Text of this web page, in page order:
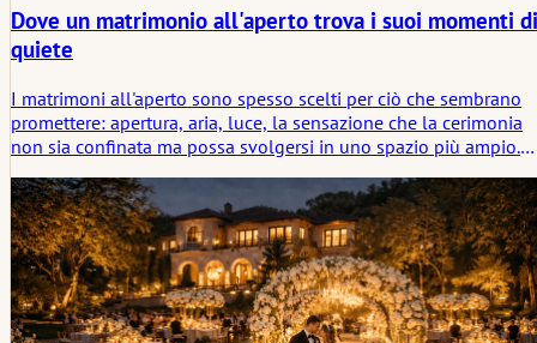
Dove un matrimonio all'aperto trova i suoi momenti di
quiete
I matrimoni all'aperto sono spesso scelti per ciò che sembrano
promettere: apertura, aria, luce, la sensazione che la cerimonia
non sia confinata ma possa svolgersi in uno spazio più ampio.
cambia durante il giorno.